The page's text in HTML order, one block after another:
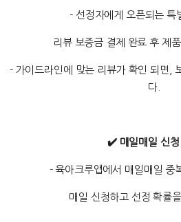
- 선정자에게 오픈되는 특
리뷰 보증금 결제 완료 후 제
- 가이드라인에 맞는 리뷰가 확인 되면,
다.
✔️ 매일매일 신청
- 육아크루앱에서 매일매일 중
매일 신청하고 선정 확률